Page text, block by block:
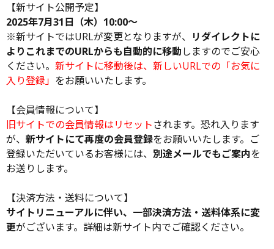
【新サイト公開予定】
2025年7月31日（木）10:00〜
※新サイトではURLが変更となりますが、 リダイレクトに
よりこれまでのURLからも自動的に移動しますのでご安心
ください。 新サイトに移動後は、新しいURLでの「お気に
入り登録」 をお願いいたします。
【会員情報について】
旧サイトでの会員情報はリセットされます。恐れ入ります
が、 新サイトにて再度の会員登録をお願いいたします。ご
登録いただいているお客様には、 別途メールでもご案内を
お送りします。
【決済方法・送料について】
サイトリニューアルに伴い、一部決済方法・送料体系に変
更がございます。詳細は新サイト内でご確認ください。